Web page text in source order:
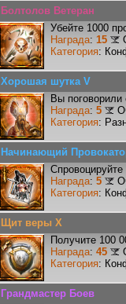
Болтолов Ветеран
Убейте 1000
Награда: 15
Категория:
Хорошая шутка V
Вы
Награда: 5
Категория:
Начинающий
Награда: 5
Категория:
Щит веры X
Получите 100
Награда: 45
Категория:
Грандмастер Боев